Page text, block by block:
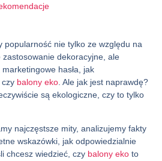
popularność nie tylko ze względu na
dekoracyjne, ale
hasła, jak
czy balony eko . Ale jak jest naprawdę?
są ekologiczne, czy to tylko
najczęstsze mity, analizujemy fakty
wskazówki, jak odpowiedzialnie
chcesz wiedzieć, czy balony eko to